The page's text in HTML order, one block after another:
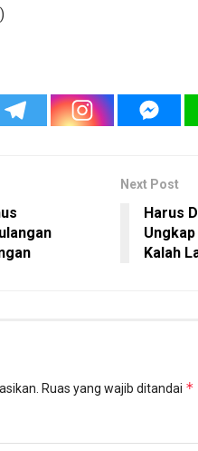
Next Post
Harus
Kalah
Ruas yang wajib ditandai *